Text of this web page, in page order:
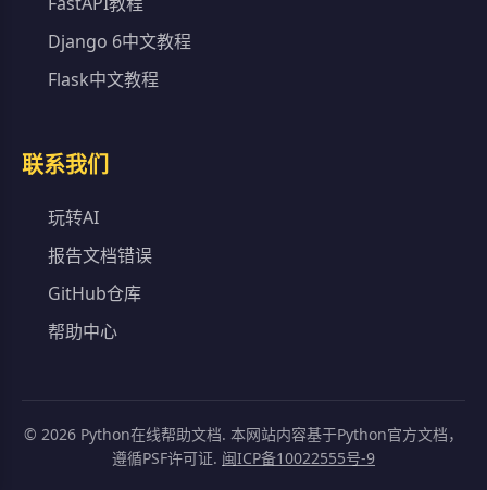
Django 6中文教程
Flask中文教程
联系我们
玩转AI
报告文档错误
GitHub仓库
帮助中心
© 2026 Python在线帮助文档. 本网站内容基于Python官方文档，
遵循PSF许可证. 闽ICP备10022555号-9